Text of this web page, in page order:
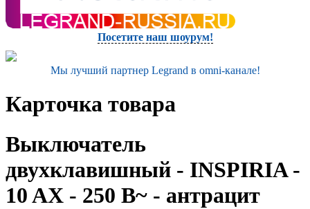
Посетите наш шоурум!
Мы лучший партнер Legrand в omni-канале!
Карточка товара
Выключатель
двухклавишный - INSPIRIA -
10 AX - 250 В~ - антрацит